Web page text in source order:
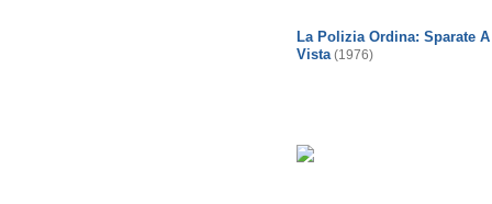
La Polizia Ordina: Sparate A
Vista (1976)